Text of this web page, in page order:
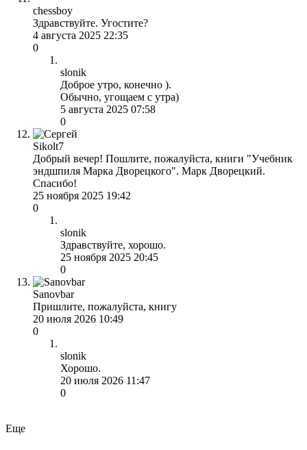
chessboy
Здравствуйте. Угостите?
4 августа 2025 22:35
0
slonik
Доброе утро, конечно ).
Обычно, угощаем с утра)
5 августа 2025 07:58
0
Sikolt7
Добрый вечер! Пошлите, пожалуйста, книги "Учебник
эндшпиля Марка Дворецкого". Марк Дворецкий.
Спасибо!
25 ноября 2025 19:42
0
slonik
Здравствуйте, хорошо.
25 ноября 2025 20:45
0
Sanovbar
Пришлите, пожалуйста, книгу
20 июля 2026 10:49
0
slonik
Хорошо.
20 июля 2026 11:47
0
Еще